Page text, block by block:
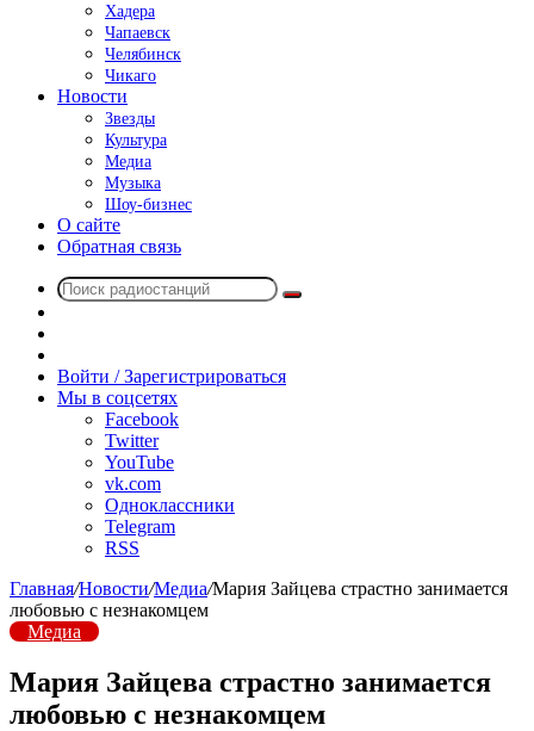
Хадера
Чапаевск
Челябинск
Чикаго
Новости
Звезды
Культура
Медиа
Музыка
Шоу-бизнес
О сайте
Обратная связь
Поиск
радио
Войти / Зарегистрироваться
Мы в соцсетях
Facebook
Twitter
YouTube
vk.com
Одноклассники
Telegram
RSS
Главная/Новости/Медиа/Мария Зайцева страстно занимается
любовью с незнакомцем
Медиа
Мария Зайцева страстно занимается
любовью с незнакомцем